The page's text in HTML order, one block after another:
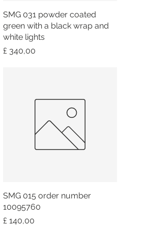
Snel overzicht
SMG 031 powder coated
green with a black wrap and
white lights
Prijs
£ 340,00
Snel overzicht
SMG 015 order number
10095760
Prijs
£ 140,00